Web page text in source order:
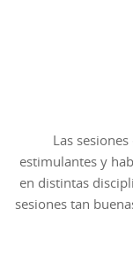
Las
estimulantes y
en distintas
sesiones tan